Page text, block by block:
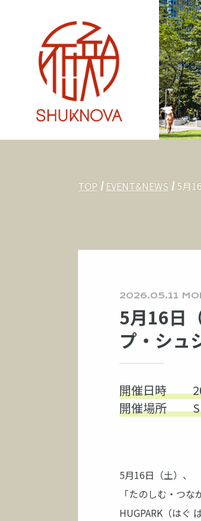
TOP EVENT&NEWS 5月
2026.05.11
5月16日
プ・シュ
開催日時
開催場所
5月16日（土）、
「たのしむ・つ
HUGPARK（はぐ